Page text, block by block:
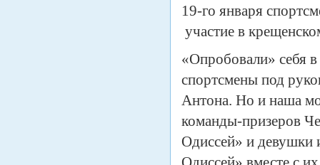
19-го января
участие в
«Опробовали» себя
спортсмены под
Антона. Но и наша
команды-призеров
Одиссей» и девушки